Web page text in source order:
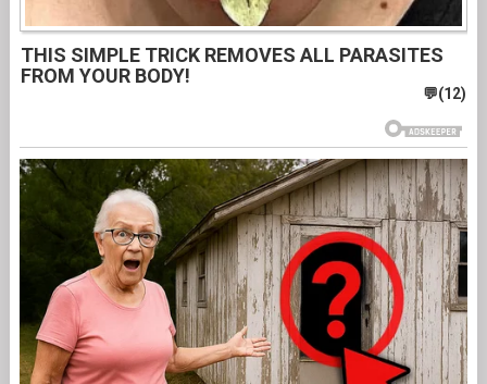
THIS SIMPLE TRICK REMOVES ALL PARASITES
FROM YOUR BODY!